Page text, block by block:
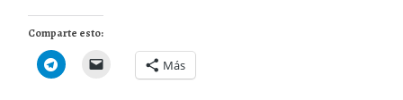
Comparte esto:
Más